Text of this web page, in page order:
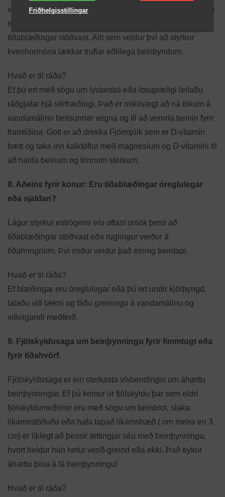
vegna þess að lág líkamsþyngd, sérstaklega ef hún er ekki
eðlislæg, lækkar styrk hormóna sem veldur því að
tíðablæðingar stöðvast. Allt sem veldur því að styrkur
kvenhormóna lækkar truflar eðlilega beinbyndum.
Hvað er til ráða?
Ef þú ert með sögu um lystarstol eða lotugræðgi leitaðu
ráðgjafar hjá sérfræðingi. Það er mikilvægt að ná tökum á
vandamálinu heilsunnar vegna og til að vernda beinin fyrir
framtíðina. Gott er að drekka Fjörmjólk sem er D-vítamín
bætt og taka inn kalktöflur með magnesíum og D-vítamíni til
að halda beinum og tönnum sterkum.
8. Aðeins fyrir konur: Eru tíðablæðingar óreglulegar
eða sjaldan?
Lágur styrkur estrógens eru oftast orsök þess að
tíðablæðingar stöðvast eða ruglingur verður á
tíðahringnum. Því miður veldur það einnig beintapi.
Hvað er til ráða?
Ef blæðingar eru óreglulegar eða þú ert undir kjörþyngd,
talaðu við lækni og fáðu greiningu á vandamálinu og
viðeigandi meðferð.
9. Fjölskyldusaga um beinþynningu fyrir fimmtugt eða
fyrir tíðahvörf.
Fjölskyldusaga er ein sterkasta vísbendingin um áhættu
beinþynningar. Ef þú kemur úr fjölskyldu þar sem eldri
fjölskyldumeðlimir eru með sögu um beinbrot, slaka
líkamsstöðuðu eða hafa tapað líkamshæð ( um meira en 3
cm) er líklegt að þessir ættingjar séu með beinþynningu,
hvort heldur hún hefur verið greind eða ekki. Það eykur
áhættu þína á fá beinþynningu!
Hvað er til ráða?
Friðhelgisstillingar